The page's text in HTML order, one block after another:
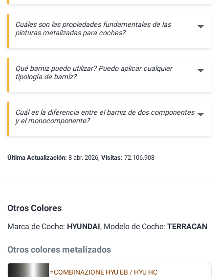
Cuáles son las propiedades fundamentales de las
pinturas metalizadas para coches?
Qué barniz puedo utilizar? Puedo aplicar cualquier
tipología de barniz?
Cuál es la diferencia entre el barniz de dos componentes
y el monocomponente?
Última Actualización: 8 abr. 2026, Visitas: 72.106.908
Otros Colores
Marca de Coche: HYUNDAI, Modelo de Coche: TERRACAN
Otros colores metalizados
=COMBINAZIONE HYU EB / HYU HC